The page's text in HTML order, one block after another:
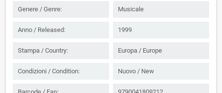
Genere / Genre: Musicale
Anno / Released: 1999
Stampa / Country: Europa / Europe
Condizioni / Condition: Nuovo / New